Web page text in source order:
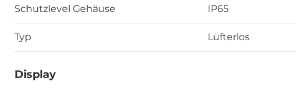
Schutzlevel Gehäuse IP65
Typ Lüfterlos
Display